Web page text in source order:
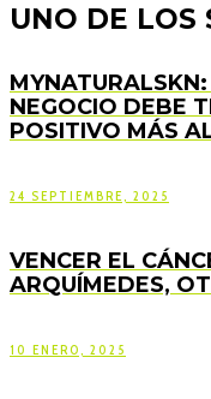
UNO DE LOS
NEGOCIO DEBE
POSITIVO MÁS
24 SEPTIEMBRE, 2025
VENCER EL
ARQUÍMEDES,
10 ENERO, 2025